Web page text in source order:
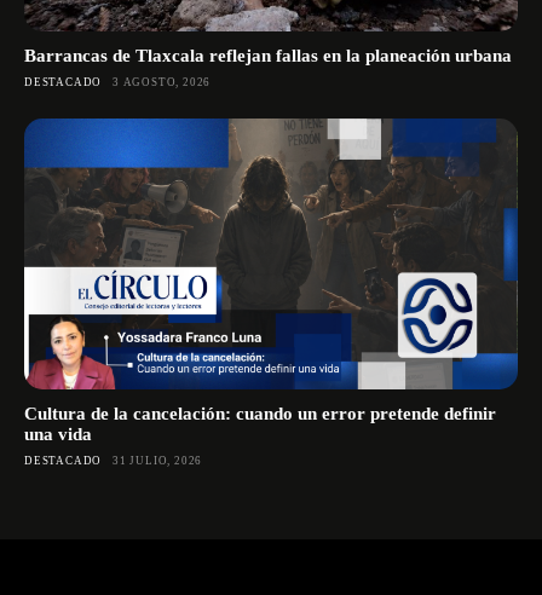
Barrancas de Tlaxcala reflejan fallas en la planeación urbana
DESTACADO 3 AGOSTO, 2026
Cultura de la cancelación: cuando un error pretende definir
una vida
DESTACADO 31 JULIO, 2026